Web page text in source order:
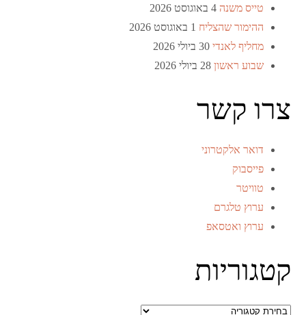
טייס משנה 4 באוגוסט 2026
ההימור שהצליח 1 באוגוסט 2026
מחליף לאנדי 30 ביולי 2026
שבוע ראשון 28 ביולי 2026
צרו קשר
דואר אלקטרוני
פייסבוק
טוויטר
ערוץ טלגרם
ערוץ ואטסאפ
קטגוריות
קטגוריות